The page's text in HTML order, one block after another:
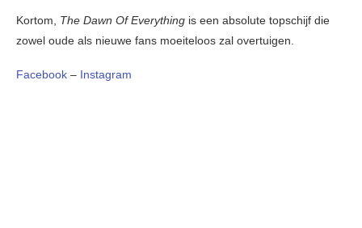
Kortom, The Dawn Of Everything is een absolute topschijf die
zowel oude als nieuwe fans moeiteloos zal overtuigen.
Facebook – Instagram